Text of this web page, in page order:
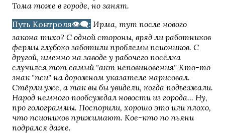
Цветок из огня Тиамат
Тома тоже в городе, но занят.
Путь Контроля👁️‍🗨️: Ирма, тут после нового
закона тихо? С одной стороны, вряд ли работников
фермы глубоко заботили проблемы псиоников. С
другой, именно на заводе у рабочего посёлка
случился тот самый "акт неповиновения" Кто-то
знак "пси" на дорожном указателе нарисовал.
Стёрли уже, а так вы бы увидели, когда подъезжали.
Народ немного пообсуждал новости из города... Ну,
про голограммы. Поспорили, хорошо это или плохо,
что псиоников прижимают. Кое-кто по пьяни
подрался даже.